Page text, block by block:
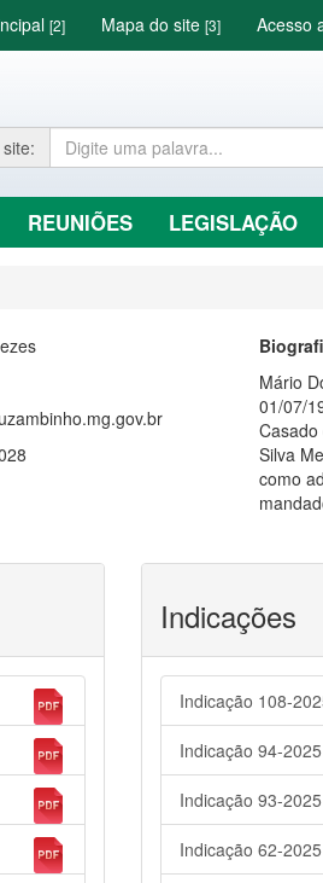
[2] Mapa do site [3] Acesso
:
REUNIÕES LEGISLAÇÃO
Mário
01/07/
Silva
como
Indicações
Indicação 108-
Indicação 94-
Indicação 93-
Indicação 62-